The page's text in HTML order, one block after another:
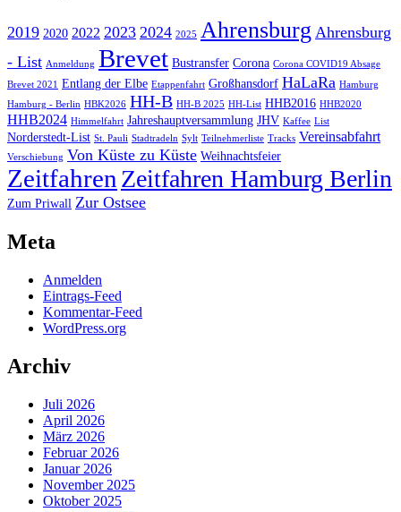
2019 2020 2022 2023 2024 2025 Ahrensburg Ahrensburg
- List Anmeldung Brevet Bustransfer Corona Corona COVID19 Absage
Brevet 2021 Entlang der Elbe Etappenfahrt Großhansdorf HaLaRa Hamburg
Hamburg - Berlin HBK2026 HH-B HH-B 2025 HH-List HHB2016 HHB2020
HHB2024 Himmelfahrt Jahreshauptversammlung JHV Kaffee List
Norderstedt-List St. Pauli Stadtradeln Sylt Teilnehmerliste Tracks Vereinsabfahrt
Verschiebung Von Küste zu Küste Weihnachtsfeier
ZeitfahrenZeitfahren Hamburg Berlin
Zum Priwall Zur Ostsee
Meta
Anmelden
Eintrags-Feed
Kommentar-Feed
WordPress.org
Archiv
Juli 2026
April 2026
März 2026
Februar 2026
Januar 2026
November 2025
Oktober 2025